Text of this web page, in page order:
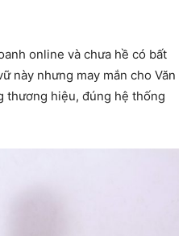
online và chưa hề có bất
này nhưng may mắn cho Văn
thương hiệu, đúng hệ thống